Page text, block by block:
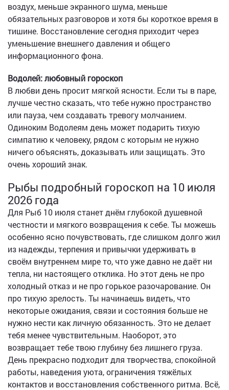
воздух, меньше экранного шума, меньше
обязательных разговоров и хотя бы короткое время в
тишине. Восстановление сегодня приходит через
уменьшение внешнего давления и общего
информационного фона.
Водолей: любовный гороскоп
В любви день просит мягкой ясности. Если ты в паре,
лучше честно сказать, что тебе нужно пространство
или пауза, чем создавать тревогу молчанием.
Одиноким Водолеям день может подарить тихую
симпатию к человеку, рядом с которым не нужно
ничего объяснять, доказывать или защищать. Это
очень хороший знак.
Рыбы подробный гороскоп на 10 июля
2026 года
Для Рыб 10 июля станет днём глубокой душевной
честности и мягкого возвращения к себе. Ты можешь
особенно ясно почувствовать, где слишком долго жил
из надежды, терпения и привычки удерживать в
своём внутреннем мире то, что уже давно не даёт ни
тепла, ни настоящего отклика. Но этот день не про
холодный отказ и не про горькое разочарование. Он
про тихую зрелость. Ты начинаешь видеть, что
некоторые ожидания, связи и состояния больше не
нужно нести как личную обязанность. Это не делает
тебя менее чувствительным. Наоборот, это
возвращает тебе твою глубину без лишнего груза.
День прекрасно подходит для творчества, спокойной
работы, наведения уюта, ограничения тяжёлых
контактов и восстановления собственного ритма. Всё,